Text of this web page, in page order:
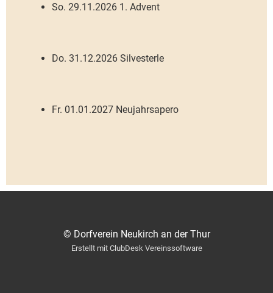
So. 29.11.2026 1. Advent
Do. 31.12.2026 Silvesterle
Fr. 01.01.2027 Neujahrsapero
© Dorfverein Neukirch an der Thur
Erstellt mit ClubDesk Vereinssoftware